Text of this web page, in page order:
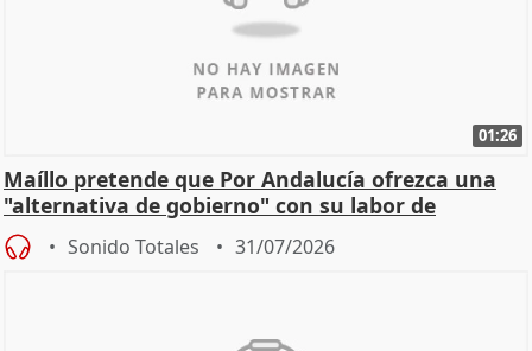
01:26
Maíllo pretende que Por Andalucía ofrezca una
"alternativa de gobierno" con su labor de
oposición
Sonido Totales 31/07/2026